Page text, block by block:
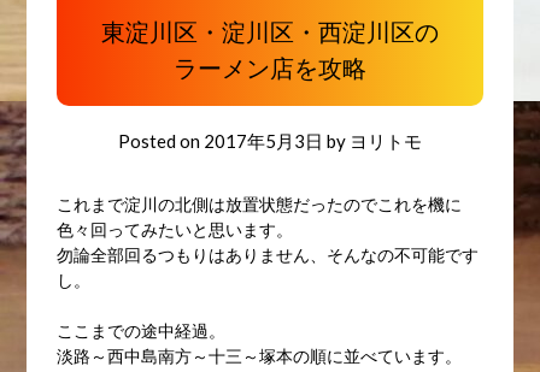
東淀川区・淀川区・西淀川区の
ラーメン店を攻略
Posted on 2017年5月3日 by ヨリトモ
これまで淀川の北側は放置状態だったのでこれを機に
色々回ってみたいと思います。
勿論全部回るつもりはありません、そんなの不可能です
し。
ここまでの途中経過。
淡路～西中島南方～十三～塚本の順に並べています。